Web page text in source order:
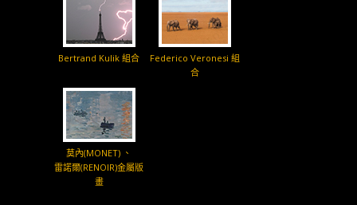
Bertrand Kulik 組合
Federico Veronesi 組
合
莫內(MONET) 、
雷諾爾(RENOIR)金屬版
畫